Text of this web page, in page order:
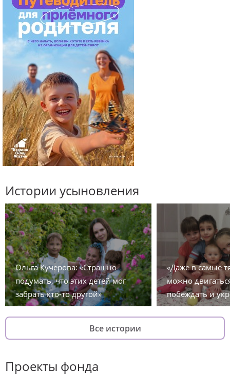
Истории усыновления
Ольга Кучерова: «Страшно
подумать, что этих детей мог
забрать кто-то другой»
«Даже в самые
можно
побеждать и
Все истории
Проекты фонда